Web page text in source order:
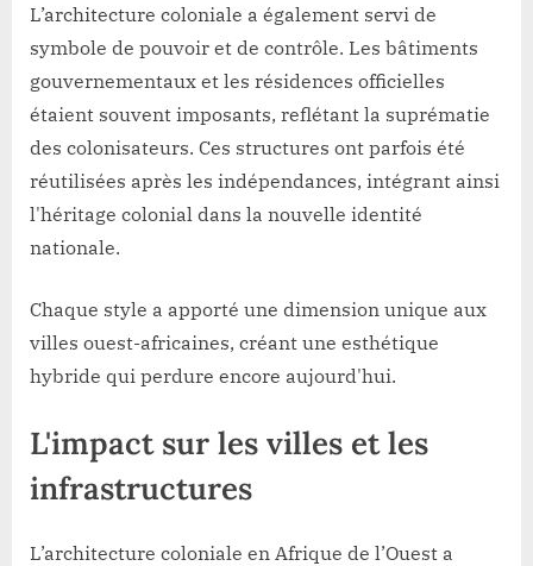
L’architecture coloniale a également servi de
symbole de pouvoir et de contrôle. Les bâtiments
gouvernementaux et les résidences officielles
étaient souvent imposants, reflétant la suprématie
des colonisateurs. Ces structures ont parfois été
réutilisées après les indépendances, intégrant ainsi
l'héritage colonial dans la nouvelle identité
nationale.
Chaque style a apporté une dimension unique aux
villes ouest-africaines, créant une esthétique
hybride qui perdure encore aujourd'hui.
L'impact sur les villes et les
infrastructures
L’architecture coloniale en Afrique de l’Ouest a